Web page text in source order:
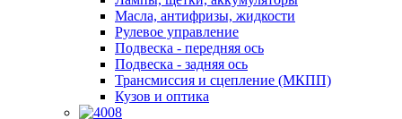
Масла, антифризы, жидкости
Рулевое управление
Подвеска - передняя ось
Подвеска - задняя ось
Трансмиссия и сцепление (МКПП)
Кузов и оптика